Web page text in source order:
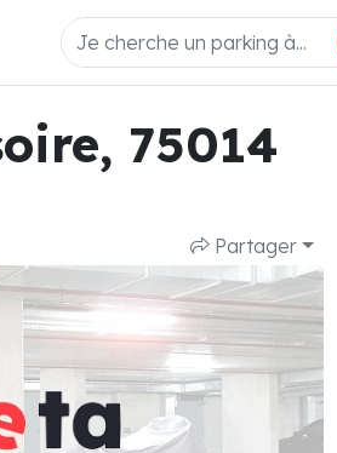
75014
Partager